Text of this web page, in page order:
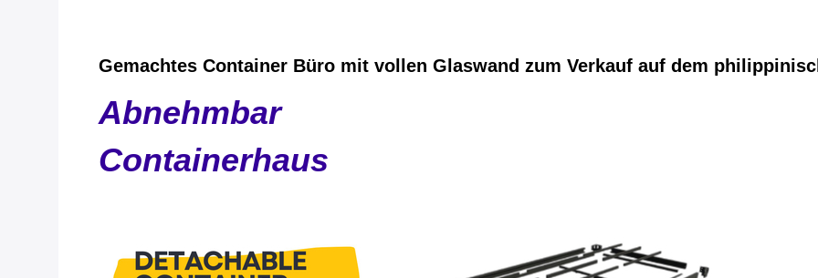
Gemachtes Container Büro mit vollen Glaswand zum Verkauf auf dem
Abnehmbar
Containerhaus